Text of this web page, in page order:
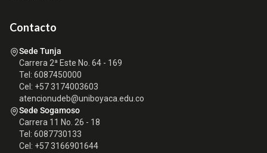
Contacto
Sede Tunja
Carrera 2ª Este No. 64 - 169
Tel: 6087450000
Cel: +57 3174003603
atencionudeb@uniboyaca.edu.co
Sede Sogamoso
Carrera 11 No. 26 - 18
Tel: 6087730133
Cel: +57 3166901644